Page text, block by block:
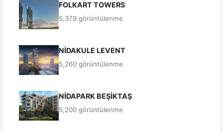
FOLKART TOWERS
5,379 görüntülenme
NİDAKULE LEVENT
5,260 görüntülenme
NİDAPARK BEŞİKTAŞ
5,200 görüntülenme